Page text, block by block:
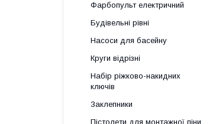
Фарбопульт електричний
Будівельні рівні
Насоси для басейну
Круги відрізні
Набір ріжково-накидних
ключів
Заклепники
Пістолети для монтажної піни